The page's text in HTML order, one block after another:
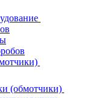
(обмотчики)